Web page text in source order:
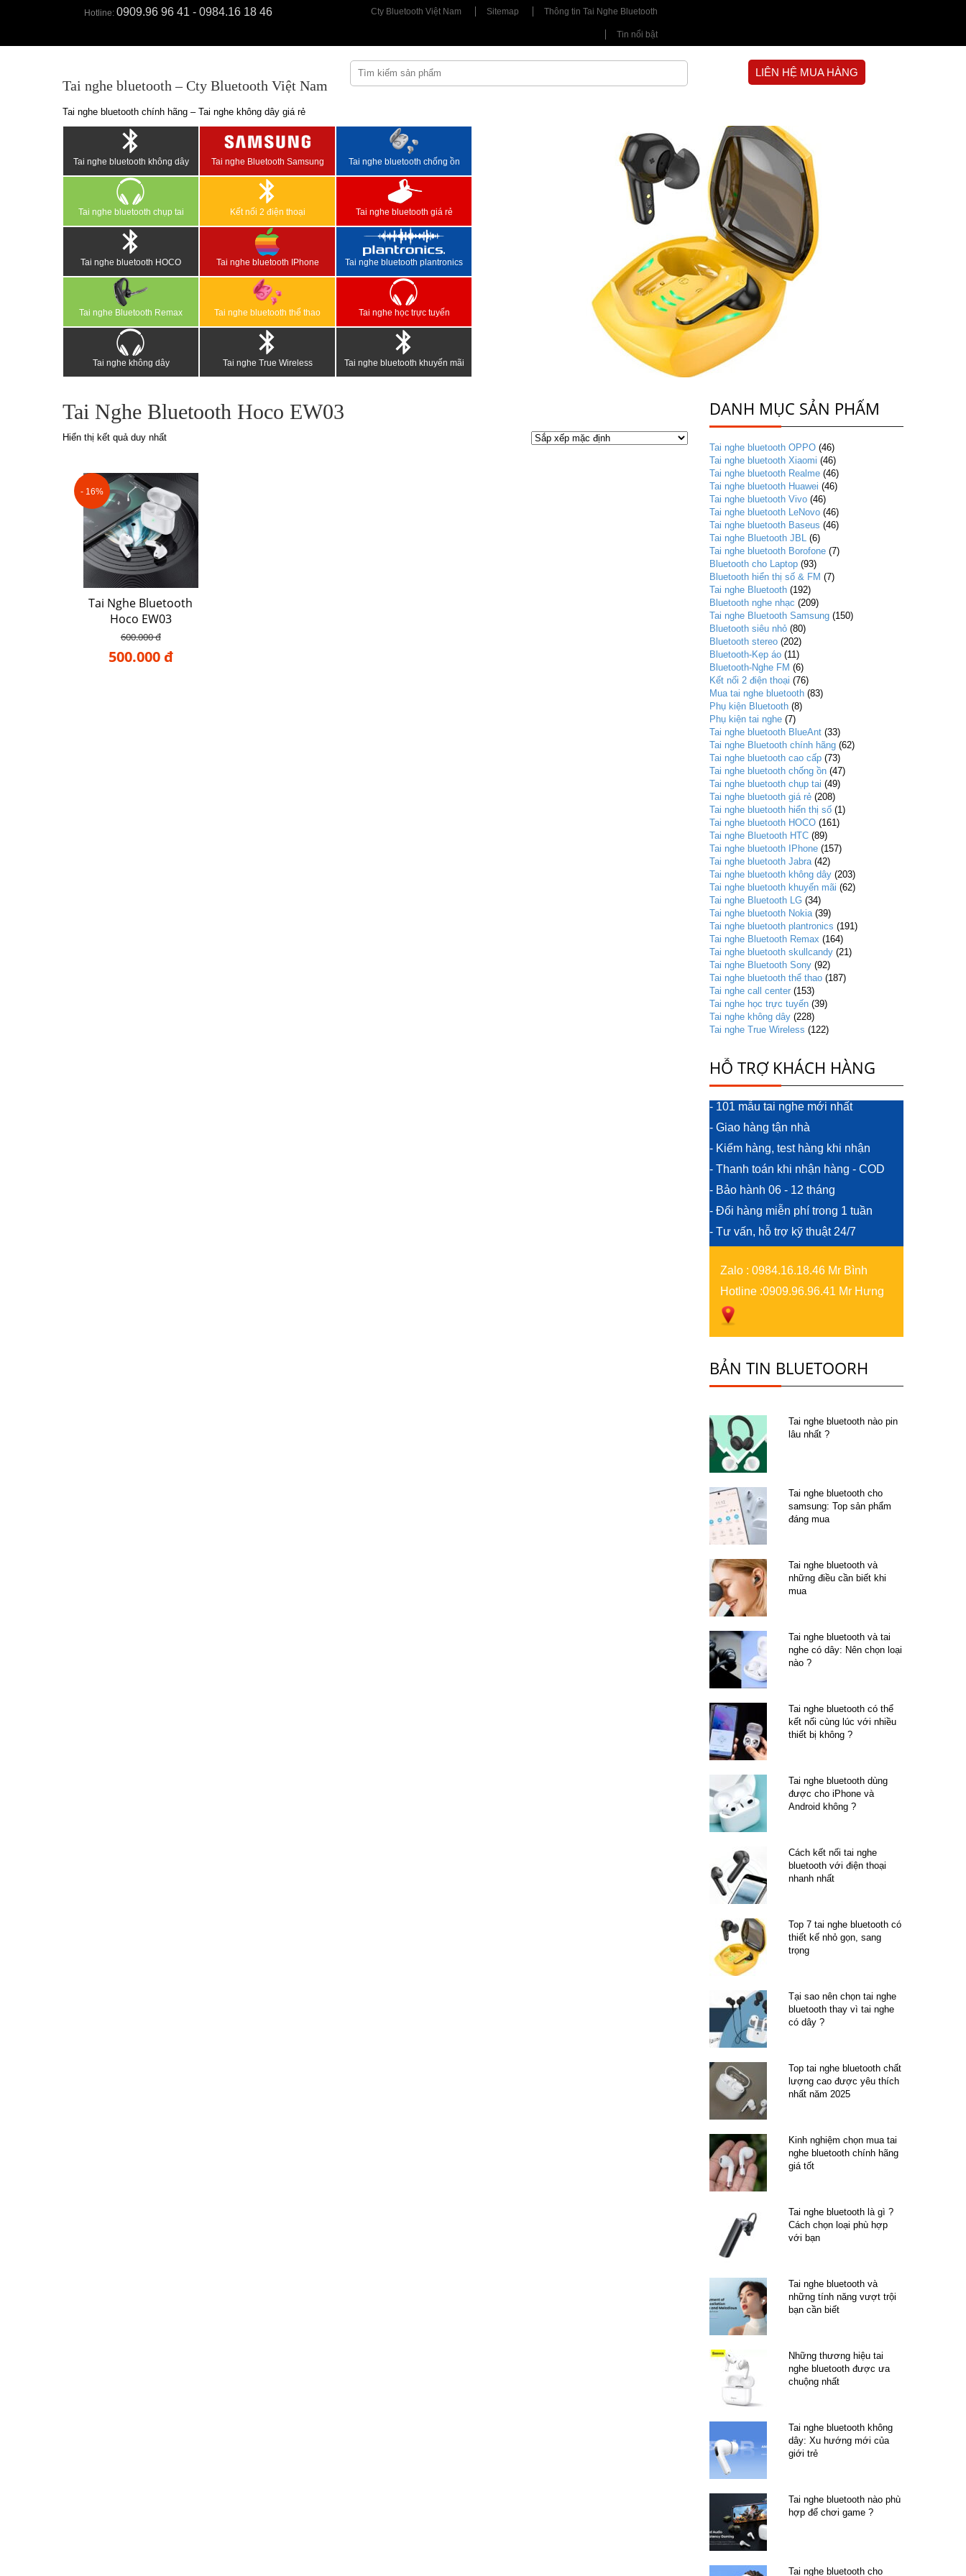
Hotline: 0909.96 96 41 - 0984.16 18 46 Cty Bluetooth Việt Nam Sitemap Thông tin Tai Nghe Bluetooth
Tin nổi bật
Tai nghe bluetooth – Cty Bluetooth Việt Nam
Tai nghe bluetooth chính hãng – Tai nghe không dây giá rẻ
LIÊN HỆ MUA HÀNG
Tai nghe bluetooth không dây Tai nghe Bluetooth Samsung Tai nghe bluetooth chống ồn
Tai nghe bluetooth chụp tai Kết nối 2 điện thoại Tai nghe bluetooth giá rẻ
Tai nghe bluetooth HOCO Tai nghe bluetooth IPhone Tai nghe bluetooth plantronics
Tai nghe Bluetooth Remax Tai nghe bluetooth thể thao Tai nghe học trực tuyến
Tai nghe không dây Tai nghe True Wireless Tai nghe bluetooth khuyến mãi
Tai Nghe Bluetooth Hoco EW03
Hiển thị kết quả duy nhất
- 16%
Tai Nghe Bluetooth
Hoco EW03
600.000 đ
500.000 đ
DANH MỤC SẢN PHẨM
Tai nghe bluetooth OPPO (46)
Tai nghe bluetooth Xiaomi (46)
Tai nghe bluetooth Realme (46)
Tai nghe bluetooth Huawei (46)
Tai nghe bluetooth Vivo (46)
Tai nghe bluetooth LeNovo (46)
Tai nghe bluetooth Baseus (46)
Tai nghe Bluetooth JBL (6)
Tai nghe bluetooth Borofone (7)
Bluetooth cho Laptop (93)
Bluetooth hiển thị số & FM (7)
Tai nghe Bluetooth (192)
Bluetooth nghe nhạc (209)
Tai nghe Bluetooth Samsung (150)
Bluetooth siêu nhỏ (80)
Bluetooth stereo (202)
Bluetooth-Kẹp áo (11)
Bluetooth-Nghe FM (6)
Kết nối 2 điện thoại (76)
Mua tai nghe bluetooth (83)
Phụ kiện Bluetooth (8)
Phụ kiện tai nghe (7)
Tai nghe bluetooth BlueAnt (33)
Tai nghe Bluetooth chính hãng (62)
Tai nghe bluetooth cao cấp (73)
Tai nghe bluetooth chống ồn (47)
Tai nghe bluetooth chụp tai (49)
Tai nghe bluetooth giá rẻ (208)
Tai nghe bluetooth hiển thị số (1)
Tai nghe bluetooth HOCO (161)
Tai nghe Bluetooth HTC (89)
Tai nghe bluetooth IPhone (157)
Tai nghe bluetooth Jabra (42)
Tai nghe bluetooth không dây (203)
Tai nghe bluetooth khuyến mãi (62)
Tai nghe Bluetooth LG (34)
Tai nghe bluetooth Nokia (39)
Tai nghe bluetooth plantronics (191)
Tai nghe Bluetooth Remax (164)
Tai nghe bluetooth skullcandy (21)
Tai nghe Bluetooth Sony (92)
Tai nghe bluetooth thể thao (187)
Tai nghe call center (153)
Tai nghe học trực tuyến (39)
Tai nghe không dây (228)
Tai nghe True Wireless (122)
HỖ TRỢ KHÁCH HÀNG
- 101 mẫu tai nghe mới nhất
- Giao hàng tận nhà
- Kiểm hàng, test hàng khi nhận
- Thanh toán khi nhận hàng - COD
- Bảo hành 06 - 12 tháng
- Đổi hàng miễn phí trong 1 tuần
- Tư vấn, hỗ trợ kỹ thuật 24/7
Zalo : 0984.16.18.46 Mr Bình
Hotline :0909.96.96.41 Mr Hưng
BẢN TIN BLUETOORH
Tai nghe bluetooth nào pin
lâu nhất ?
Tai nghe bluetooth cho
samsung: Top sản phẩm
đáng mua
Tai nghe bluetooth và
những điều cần biết khi
mua
Tai nghe bluetooth và tai
nghe có dây: Nên chọn loại
nào ?
Tai nghe bluetooth có thể
kết nối cùng lúc với nhiều
thiết bị không ?
Tai nghe bluetooth dùng
được cho iPhone và
Android không ?
Cách kết nối tai nghe
bluetooth với điện thoại
nhanh nhất
Top 7 tai nghe bluetooth có
thiết kế nhỏ gọn, sang
trọng
Tại sao nên chọn tai nghe
bluetooth thay vì tai nghe
có dây ?
Top tai nghe bluetooth chất
lượng cao được yêu thích
nhất năm 2025
Kinh nghiệm chọn mua tai
nghe bluetooth chính hãng
giá tốt
Tai nghe bluetooth là gì ?
Cách chọn loại phù hợp
với bạn
Tai nghe bluetooth và
những tính năng vượt trội
bạn cần biết
Những thương hiệu tai
nghe bluetooth được ưa
chuộng nhất
Tai nghe bluetooth không
dây: Xu hướng mới của
giới trẻ
Tai nghe bluetooth nào phù
hợp để chơi game ?
Tai nghe bluetooth cho